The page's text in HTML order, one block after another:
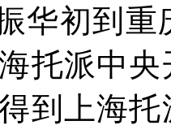
华初到重
托派中
到上海